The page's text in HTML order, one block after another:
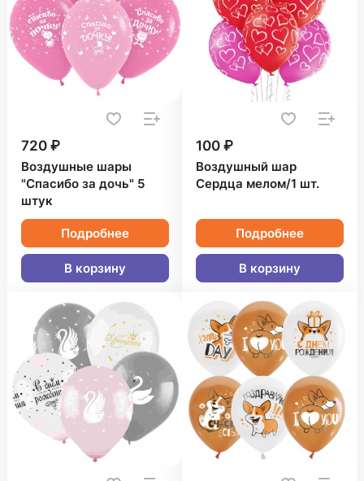
720 ₽
Воздушные шары
"Спасибо за дочь" 5
штук
Подробнее
В корзину
100 ₽
Воздушный шар
Сердца мелом/1 шт.
Подробнее
В корзину